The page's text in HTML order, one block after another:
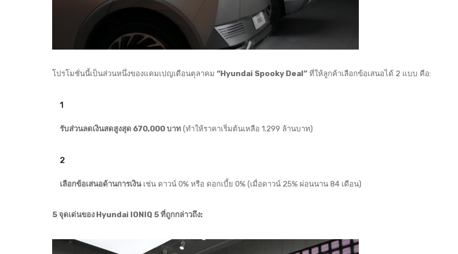
โปรโมชั่นนี้เป็นส่วนหนึ่งของแคมเปญเดือนตุลาคม “Hyundai Spooky Deal” ที่ให้ลูกค้าเลือกข้อเสนอได้ 2 แบบ คือ:
รับส่วนลดเงินสดสูงสุด 670,000 บาท (ทำให้ราคาเริ่มต้นเหลือ 1.299 ล้านบาท)
เลือกข้อเสนอด้านการเงินเช่น ดาวน์ 0% หรือ ดอกเบี้ย 0% (เมื่อดาวน์ 25% ผ่อนนาน 84 เดือน)
5 จุดเด่นของ Hyundai IONIQ 5 ที่ถูกกล่าวถึง: